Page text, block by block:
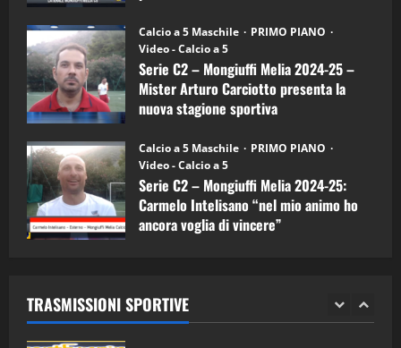
Calcio a 5 Maschile
PRIMO PIANO
Video - Calcio a 5
Serie C2 – Mongiuffi Melia 2024-25 –
Mister Arturo Carciotto presenta la
nuova stagione sportiva
Calcio a 5 Maschile
PRIMO PIANO
Video - Calcio a 5
Serie C2 – Mongiuffi Melia 2024-25:
Carmelo Intelisano “nel mio animo ho
ancora voglia di vincere”
TRASMISSIONI SPORTIVE
5
“SportEmpire” in Podcast: 26^ Puntata
(Martedi 07 Aprile 2026)
08/04/2026
1
“SportEmpire” in Podcast: 30^ Puntata
(Martedi 05 Maggio 2026)
08/05/2026
2 28/04/2026